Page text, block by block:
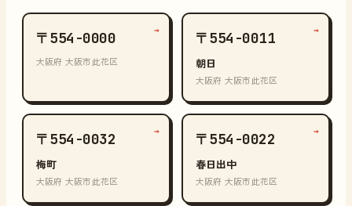
〒554-0000
大阪府 大阪市此花区
→ 〒554-0011
朝日
大阪府 大阪市此花区
→
〒554-0032
梅町
大阪府 大阪市此花区
→ 〒554-0022
春日出中
大阪府 大阪市此花区
→